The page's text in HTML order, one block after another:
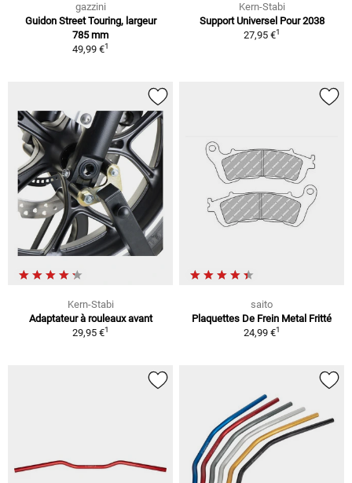
gazzini
Guidon Street Touring, largeur
785 mm
49,99 €1
Kern-Stabi
Support Universel Pour 2038
27,95 €1
Kern-Stabi
Adaptateur à rouleaux avant
29,95 €1
saito
Plaquettes De Frein Metal Fritté
24,99 €1